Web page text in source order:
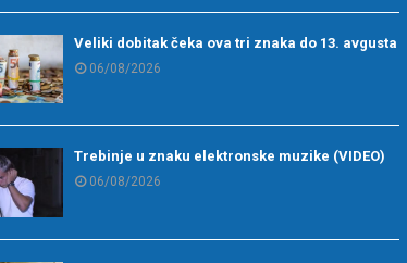
Veliki dobitak čeka ova tri znaka do 13. avgusta
06/08/2026
Trebinje u znaku elektronske muzike (VIDEO)
06/08/2026